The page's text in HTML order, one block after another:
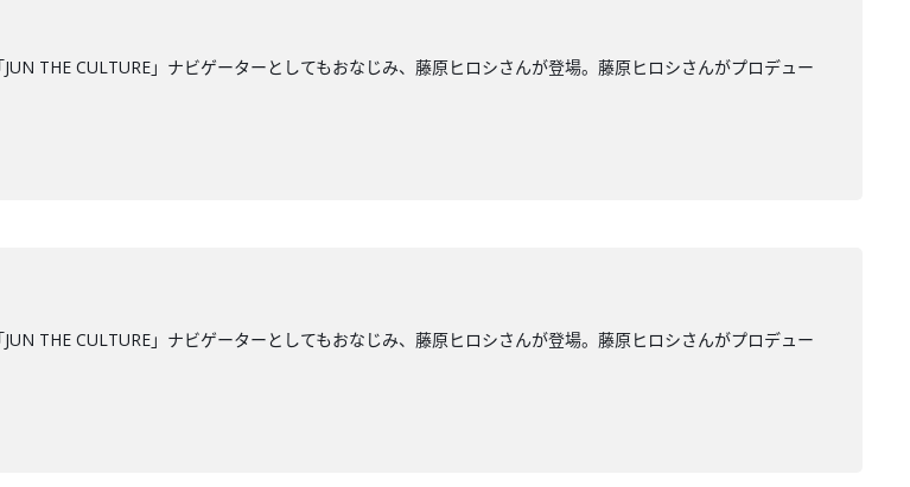
THE CULTURE」ナビゲーターとしてもおなじみ、藤原ヒロシさんが登場。藤原ヒロシさんがプロデュー
THE CULTURE」ナビゲーターとしてもおなじみ、藤原ヒロシさんが登場。藤原ヒロシさんがプロデュー